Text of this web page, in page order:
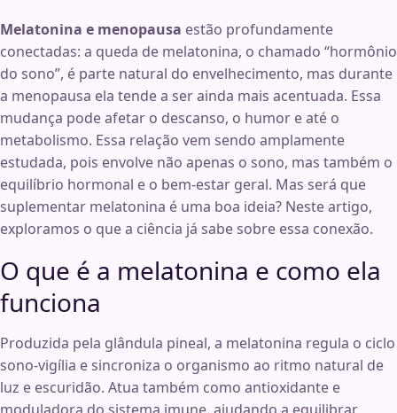
Melatonina e menopausa estão profundamente
conectadas: a queda de melatonina, o chamado “hormônio
do sono”, é parte natural do envelhecimento, mas durante
a menopausa ela tende a ser ainda mais acentuada. Essa
mudança pode afetar o descanso, o humor e até o
metabolismo. Essa relação vem sendo amplamente
estudada, pois envolve não apenas o sono, mas também o
equilíbrio hormonal e o bem-estar geral. Mas será que
suplementar melatonina é uma boa ideia? Neste artigo,
exploramos o que a ciência já sabe sobre essa conexão.
O que é a melatonina e como ela
funciona
Produzida pela glândula pineal, a melatonina regula o ciclo
sono-vigília e sincroniza o organismo ao ritmo natural de
luz e escuridão. Atua também como antioxidante e